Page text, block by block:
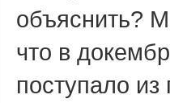
объяснить?
что в
поступало из